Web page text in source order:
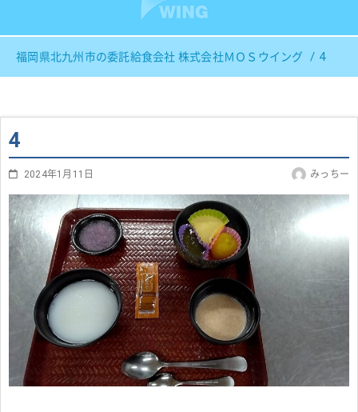
福岡県北九州市の委託給食会社 株式会社ＭＯＳウイング 4
4
2024年1月11日 みっちー